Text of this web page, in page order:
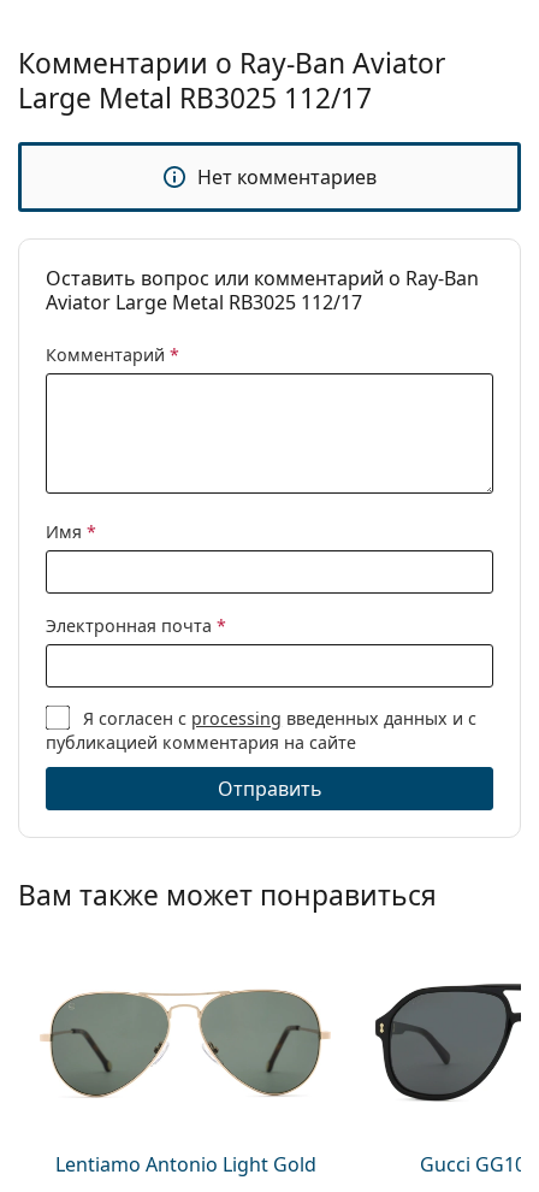
тканевым мешочком вместо салфетки.
Изучите ассортиментсолнцезащитных очков
брендов.
Комментарии о Ray-Ban Aviator
Large Metal RB3025 112/17
Нет комментариев
Оставить вопрос или комментарий о Ray-Ban
Aviator Large Metal RB3025 112/17
Комментарий *
Имя *
Электронная почта *
Я согласен с processing введенных данных и с
публикацией комментария на сайте
Отправить
Вам также может понравиться
Lentiamo Antonio Light Gold Gucci